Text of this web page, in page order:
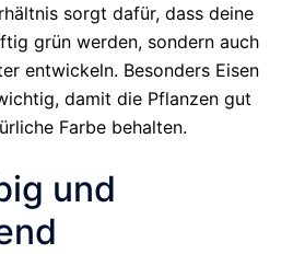
sorgt dafür, dass deine
grün werden, sondern auch
entwickeln. Besonders Eisen
damit die Pflanzen gut
Farbe behalten.
und